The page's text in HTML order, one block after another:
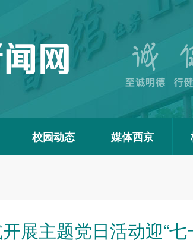
校园动态 媒体西京
展主题党日活动迎“七